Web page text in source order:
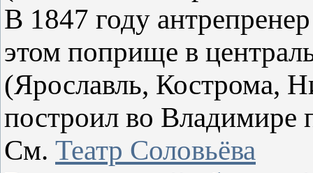
В 1847 году
этом поприще в
(Ярославль, Кострома,
построил во Владимире
См. Театр Соловьёва